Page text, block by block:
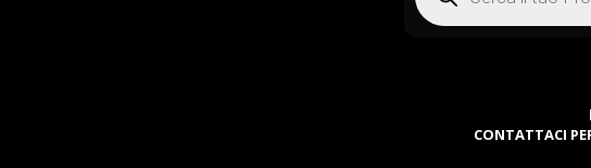
CONTATTACI